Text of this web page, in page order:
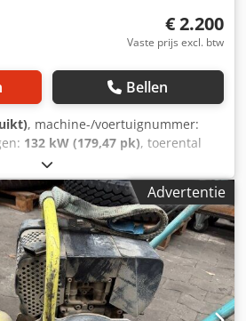
€ 2.200
Vaste prijs excl. btw
Bellen
, machine-/voertuignummer:
132 kW (179,47 pk), toerental
kg, totale lengte:1.200 mm,
, totale hoogte:1.100 mm,
315M4 Technische specificaties:
AMMANN Nominaal
50 Hz: 400 V Nominale
Auuox Ai Tsha Voor meer
Staat: Gebruikt, gereviseerd
1 europallet met 1 motor
Advertentie